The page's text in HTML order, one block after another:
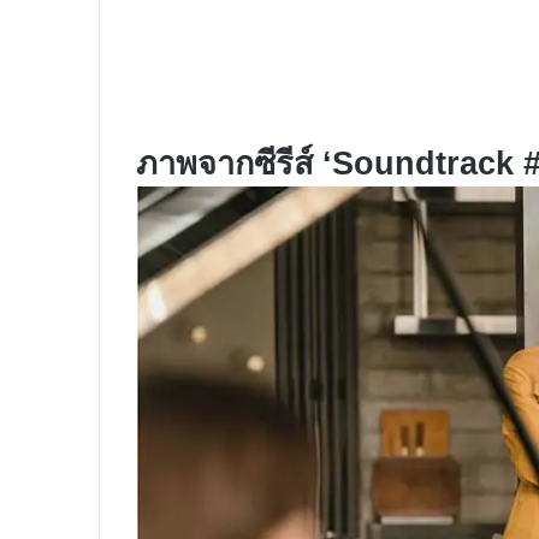
ภาพจากซีรีส์ ‘Soundtrack